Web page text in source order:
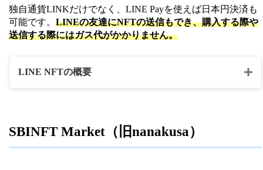
独自通貨LINKだけでなく、LINE Payを使えば日本円決済も
可能です。 LINEの友達にNFTの送信もでき、購入する際や
送信する際にはガス代がかかりません。
LINE NFTの概要
・NFTアート
SBINFT Market（旧nanakusa）